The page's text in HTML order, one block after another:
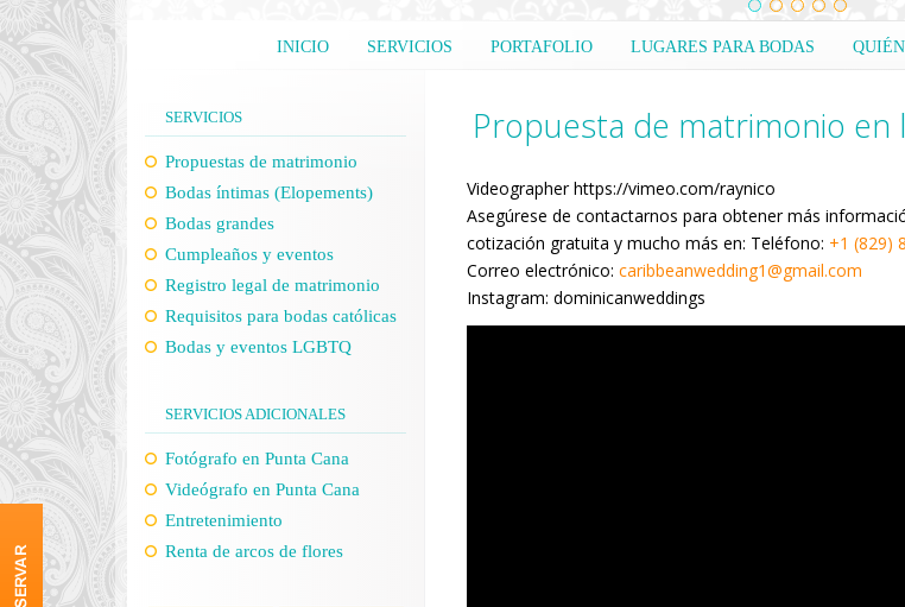
INICIO SERVICIOS PORTAFOLIO LUGARES PARA BODAS
Propuesta de matrimonio en
Videographer https://vimeo.com/raynico
Asegúrese de contactarnos para obtener más
cotización gratuita y mucho más en: Teléfono: +1 (829)
Correo electrónico: caribbeanwedding1@gmail.com
Instagram: dominicanweddings
SERVICIOS
Propuestas de matrimonio
Bodas íntimas (Elopements)
Bodas grandes
Cumpleaños y eventos
Registro legal de matrimonio
Requisitos para bodas católicas
Bodas y eventos LGBTQ
SERVICIOS ADICIONALES
Fotógrafo en Punta Cana
Videógrafo en Punta Cana
Entretenimiento
Renta de arcos de flores